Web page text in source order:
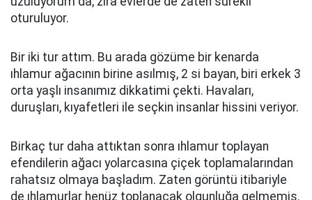
oturuluyor.
Bir iki tur attım. Bu arada gözüme bir kenarda
ıhlamur ağacının birine asılmış, 2 si bayan, biri erkek 3
orta yaşlı insanımız dikkatimi çekti. Havaları,
duruşları, kıyafetleri ile seçkin insanlar hissini veriyor.
Birkaç tur daha attıktan sonra ıhlamur toplayan
efendilerin ağacı yolarcasına çiçek toplamalarından
rahatsız olmaya başladım. Zaten görüntü itibariyle
de ıhlamurlar henüz toplanacak olgunluğa gelmemiş.